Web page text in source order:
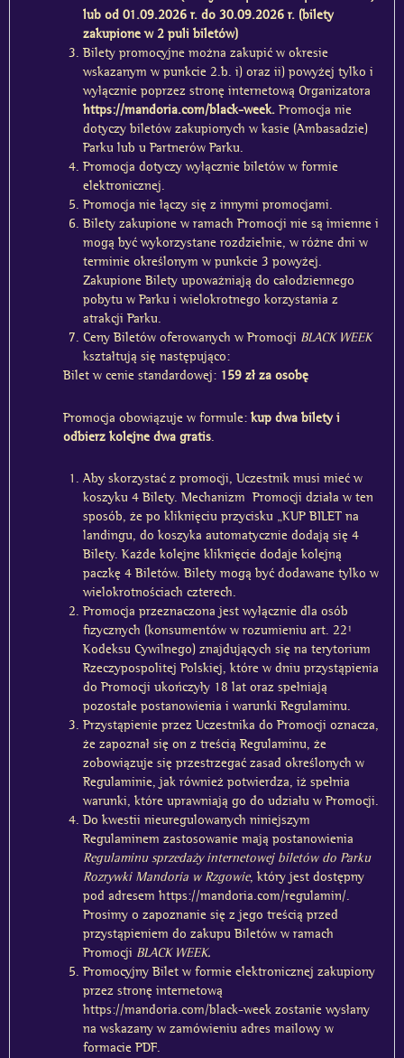
lub od 01.09.2026 r. do 30.09.2026 r. (bilety
zakupione w 2 puli biletów)
Bilety promocyjne można zakupić w okresie
wskazanym w punkcie 2.b. i) oraz ii) powyżej tylko i
wyłącznie poprzez stronę internetową Organizatora
https://mandoria.com/black-week.Promocja nie
dotyczy biletów zakupionych w kasie (Ambasadzie)
Parku lub u Partnerów Parku.
Promocja dotyczy wyłącznie biletów w formie
elektronicznej.
Promocja nie łączy się z innymi promocjami.
Bilety zakupione w ramach Promocji nie są imienne i
mogą być wykorzystane rozdzielnie, w różne dni w
terminie określonym w punkcie 3 powyżej.
Zakupione Bilety upoważniają do całodziennego
pobytu w Parku i wielokrotnego korzystania z
atrakcji Parku.
Ceny Biletów oferowanych w Promocji BLACK WEEK
kształtują się następująco:
Bilet w cenie standardowej: 159 zł za osobę
Promocja obowiązuje w formule: kup dwa bilety i
odbierz kolejne dwa gratis.
Aby skorzystać z promocji, Uczestnik musi mieć w
koszyku 4 Bilety. Mechanizm Promocji działa w ten
sposób, że po kliknięciu przycisku „KUP BILET na
landingu, do koszyka automatycznie dodają się 4
Bilety. Każde kolejne kliknięcie dodaje kolejną
paczkę 4 Biletów. Bilety mogą być dodawane tylko w
wielokrotnościach czterech.
Promocja przeznaczona jest wyłącznie dla osób
fizycznych (konsumentów w rozumieniu art. 22¹
Kodeksu Cywilnego) znajdujących się na terytorium
Rzeczypospolitej Polskiej, które w dniu przystąpienia
do Promocji ukończyły 18 lat oraz spełniają
pozostałe postanowienia i warunki Regulaminu.
Przystąpienie przez Uczestnika do Promocji oznacza,
że zapoznał się on z treścią Regulaminu, że
zobowiązuje się przestrzegać zasad określonych w
Regulaminie, jak również potwierdza, iż spełnia
warunki, które uprawniają go do udziału w Promocji.
Do kwestii nieuregulowanych niniejszym
Regulaminem zastosowanie mają postanowienia
Regulaminu sprzedaży internetowej biletów do Parku
Rozrywki Mandoria w Rzgowie, który jest dostępny
pod adresem https://mandoria.com/regulamin/.
Prosimy o zapoznanie się z jego treścią przed
przystąpieniem do zakupu Biletów w ramach
Promocji BLACK WEEK.
Promocyjny Bilet w formie elektronicznej zakupiony
przez stronę internetową
https://mandoria.com/black-week zostanie wysłany
na wskazany w zamówieniu adres mailowy w
formacie PDF.